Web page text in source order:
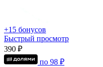
+15 бонусов
Быстрый просмотр
390 ₽
по 98 ₽